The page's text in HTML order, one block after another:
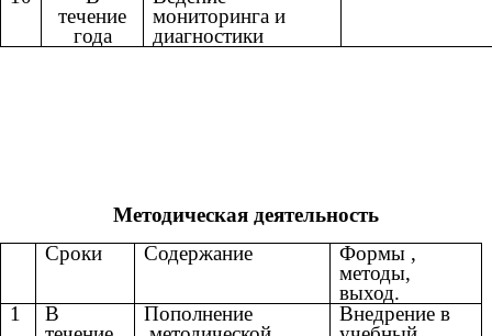
течение
года
мониторинга и
диагностики
Методическая деятельность
Сроки
Содержание
Формы ,
методы,
выход.
1
В
Пополнение
Внедрение в